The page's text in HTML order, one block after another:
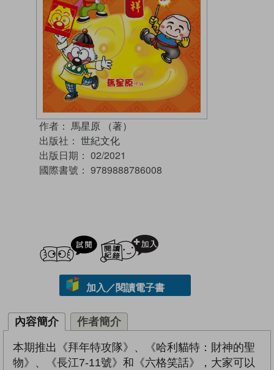
作者： 馬星原 （著）
出版社： 世紀文化
出版日期： 02/2021
國際書號： 9789888786008
試閲
加入／閱讀電子書
內容簡介 作者簡介
本期推出《拜年特攻隊》、《哈利貓特：財神的聖
物》、《長江7-11號》和《六格笑話》，大家可以